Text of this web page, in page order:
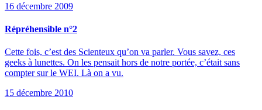
16 décembre 2009
Répréhensible n°2
Cette fois, c’est des Scienteux qu’on va parler. Vous savez, ces
geeks à lunettes. On les pensait hors de notre portée, c’était sans
compter sur le WEI. Là on a vu.
15 décembre 2010